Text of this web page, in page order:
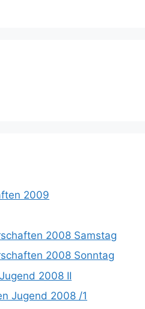
2009
2008 Samstag
2008 Sonntag
2008 II
Jugend 2008 /1